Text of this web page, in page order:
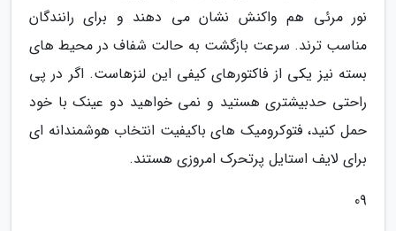
نور مرئی هم واکنش نشان می دهند و برای رانندگان
مناسب ترند. سرعت بازگشت به حالت شفاف در محیط های
بسته نیز یکی از فاکتورهای کیفی این لنزهاست. اگر در پی
راحتی حدبیشتری هستید و نمی خواهید دو عینک با خود
حمل کنید، فتوکرومیک های باکیفیت انتخاب هوشمندانه ای
برای لایف استایل پرتحرک امروزی هستند.
09